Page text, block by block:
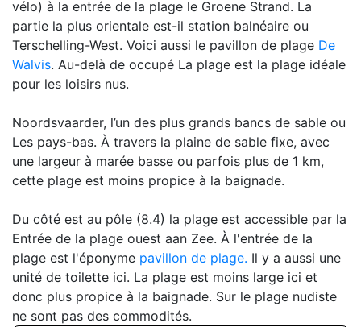
vélo) à la entrée de la plage le Groene Strand. La
partie la plus orientale est-il station balnéaire ou
Terschelling-West. Voici aussi le pavillon de plage De
Walvis. Au-delà de occupé La plage est la plage idéale
pour les loisirs nus.
Noordsvaarder, l’un des plus grands bancs de sable ou
Les pays-bas. À travers la plaine de sable fixe, avec
une largeur à marée basse ou parfois plus de 1 km,
cette plage est moins propice à la baignade.
Du côté est au pôle (8.4) la plage est accessible par la
Entrée de la plage ouest aan Zee. À l'entrée de la
plage est l'éponyme pavillon de plage. Il y a aussi une
unité de toilette ici. La plage est moins large ici et
donc plus propice à la baignade. Sur le plage nudiste
ne sont pas des commodités.